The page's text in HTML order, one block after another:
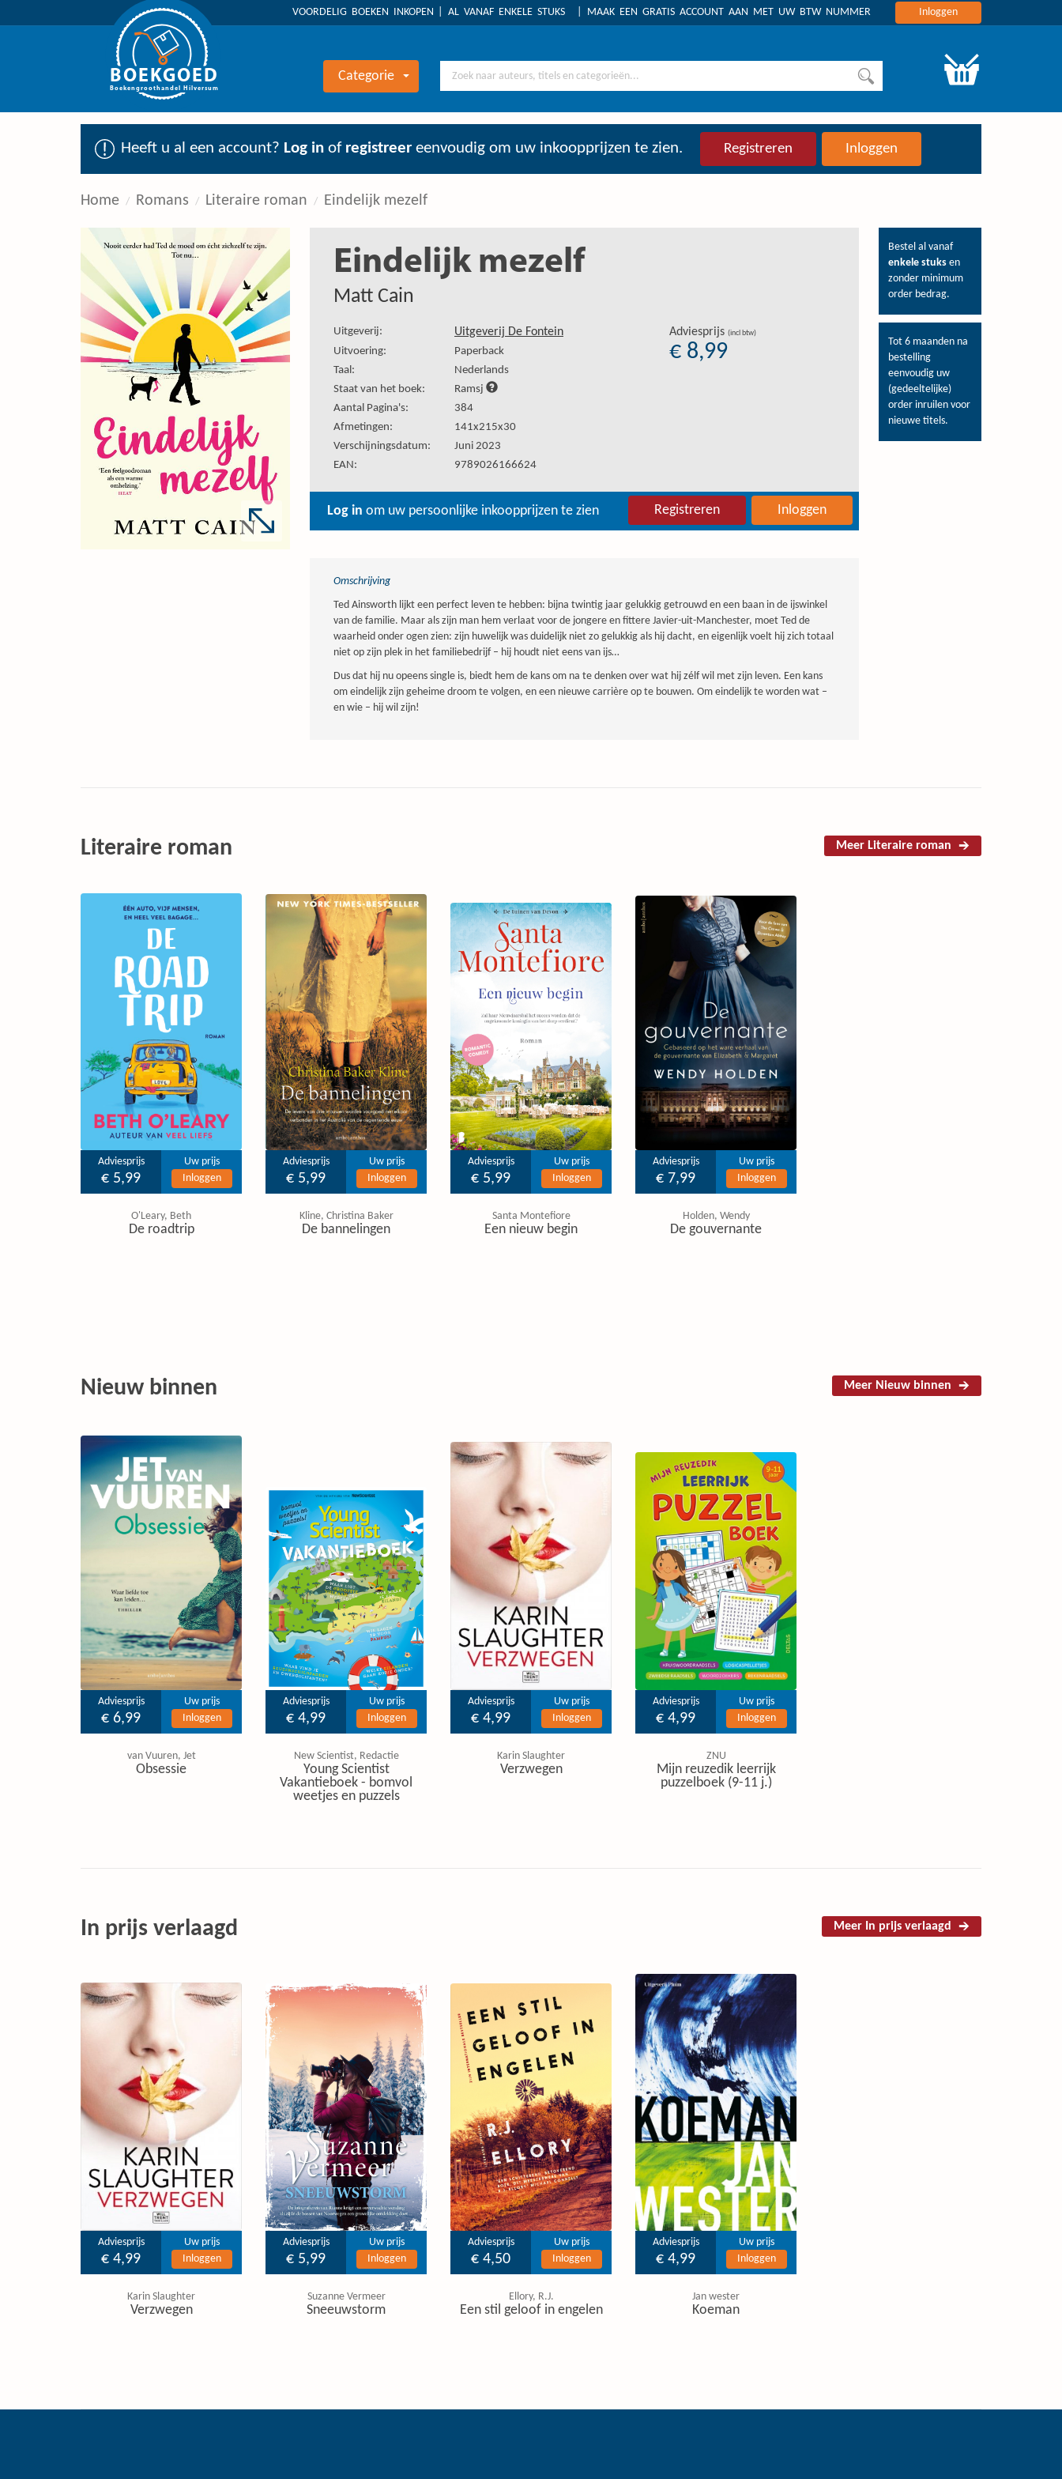
VOORDELIG BOEKEN INKOPEN AL VANAF ENKELE STUKS MAAK EEN GRATIS ACCOUNT AAN MET UW BTW NUMMER Inloggen
BOEKGOED
Boekengroothandel Hilversum
Categorie
Heeft u al een account? Log in of registreer eenvoudig om uw inkoopprijzen te zien. Registreren Inloggen
Home Romans Literaire roman Eindelijk mezelf
Bestel al vanaf
enkele stuks en
zonder minimum
order bedrag.
Tot 6 maanden na
bestelling
eenvoudig uw
(gedeeltelijke)
order inruilen voor
nieuwe titels.
Eindelijk mezelf
Matt Cain
Uitgeverij: Uitgeverij De Fontein
Uitvoering:
Paperback
Taal:
Nederlands
Staat van het boek:
Ramsj
Aantal Pagina's:
384
Afmetingen:
141x215x30
Verschijningsdatum:
Juni 2023
EAN:
9789026166624
Adviesprijs (incl btw)
€ 8,99
Log in om uw persoonlijke inkoopprijzen te zien Registreren Inloggen
Omschrijving
Ted Ainsworth lijkt een perfect leven te hebben: bijna twintig jaar gelukkig getrouwd en een baan in de ijswinkel
van de familie. Maar als zijn man hem verlaat voor de jongere en fittere Javier-uit-Manchester, moet Ted de
waarheid onder ogen zien: zijn huwelijk was duidelijk niet zo gelukkig als hij dacht, en eigenlijk voelt hij zich totaal
niet op zijn plek in het familiebedrijf – hij houdt niet eens van ijs…
Dus dat hij nu opeens single is, biedt hem de kans om na te denken over wat hij zélf wil met zijn leven. Een kans
om eindelijk zijn geheime droom te volgen, en een nieuwe carrière op te bouwen. Om eindelijk te worden wat –
en wie – hij wil zijn!
Literaire roman Meer Literaire roman
Adviesprijs
€ 5,99
Uw prijs
Inloggen
O'Leary, Beth
De roadtrip
Adviesprijs
€ 5,99
Uw prijs
Inloggen
Kline, Christina Baker
De bannelingen
Adviesprijs
€ 5,99
Uw prijs
Inloggen
Santa Montefiore
Een nieuw begin
Adviesprijs
€ 7,99
Uw prijs
Inloggen
Holden, Wendy
De gouvernante
Nieuw binnen Meer Nieuw binnen
Adviesprijs
€ 6,99
Uw prijs
Inloggen
van Vuuren, Jet
Obsessie
Adviesprijs
€ 4,99
Uw prijs
Inloggen
New Scientist, Redactie
Young Scientist
Vakantieboek - bomvol
weetjes en puzzels
Adviesprijs
€ 4,99
Uw prijs
Inloggen
Karin Slaughter
Verzwegen
Adviesprijs
€ 4,99
Uw prijs
Inloggen
ZNU
Mijn reuzedik leerrijk
puzzelboek (9-11 j.)
In prijs verlaagd Meer In prijs verlaagd
Adviesprijs
€ 4,99
Uw prijs
Inloggen
Karin Slaughter
Verzwegen
Adviesprijs
€ 5,99
Uw prijs
Inloggen
Suzanne Vermeer
Sneeuwstorm
Adviesprijs
€ 4,50
Uw prijs
Inloggen
Ellory, R.J.
Een stil geloof in engelen
Adviesprijs
€ 4,99
Uw prijs
Inloggen
Jan wester
Koeman